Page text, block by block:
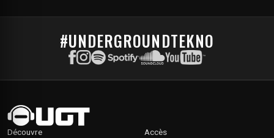
#UNDERGROUNDTEKNO
Découvre
Accès